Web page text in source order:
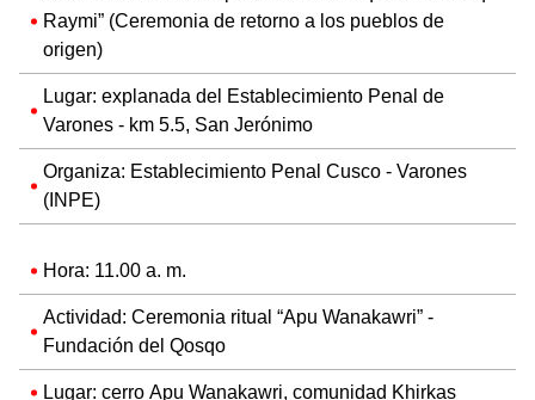
Raymi” (Ceremonia de retorno a los pueblos de
origen)
Lugar: explanada del Establecimiento Penal de
Varones - km 5.5, San Jerónimo
Organiza: Establecimiento Penal Cusco - Varones
(INPE)
Hora: 11.00 a. m.
Actividad: Ceremonia ritual “Apu Wanakawri” -
Fundación del Qosqo
Lugar: cerro Apu Wanakawri, comunidad Khirkas